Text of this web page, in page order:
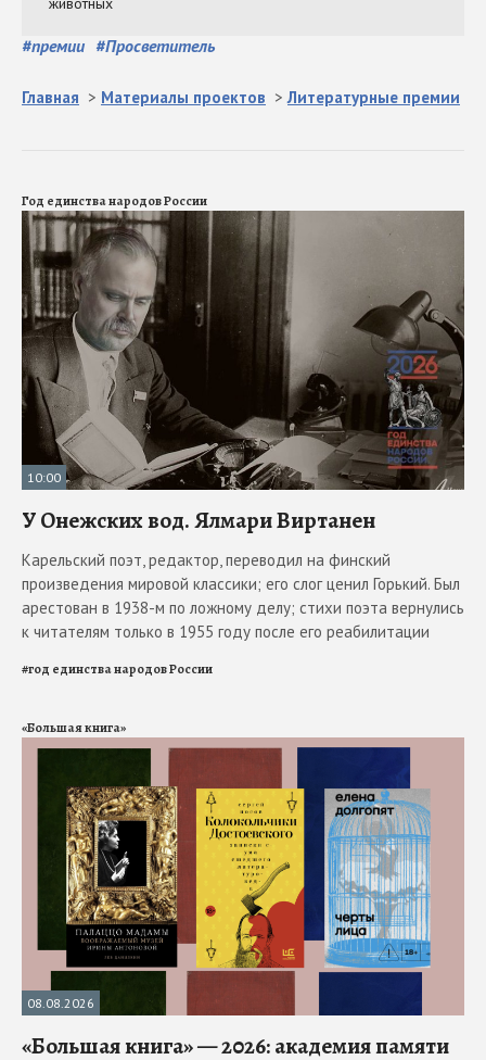
#премии #Просветитель
Главная > Материалы проектов >Литературные премии
Год единства народов России
10:00
У Онежских вод. Ялмари Виртанен
Карельский поэт, редактор, переводил на финский
произведения мировой классики; его слог ценил Горький. Был
арестован в 1938-м по ложному делу; стихи поэта вернулись
к читателям только в 1955 году после его реабилитации
#год единства народов России
«Большая книга»
08.08.2026
«Большая книга» — 2026: академия памяти